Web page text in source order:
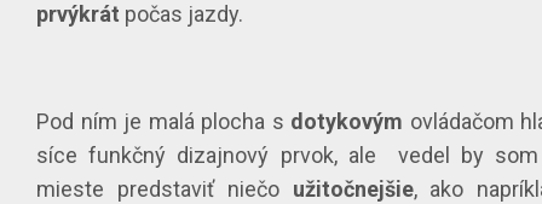
prvýkrát počas jazdy.
Pod ním je malá plocha s dotykovým ovládačom
síce funkčný dizajnový prvok, ale vedel by
mieste predstaviť niečo užitočnejšie, ako